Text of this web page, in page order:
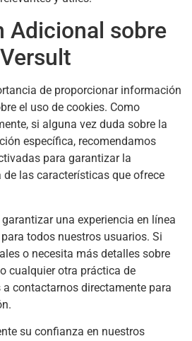
Adicional sobre
de proporcionar información
el uso de cookies. Como
si alguna vez duda sobre la
específica, recomendamos
para garantizar la
las características que ofrece
una experiencia en línea
todos nuestros usuarios. Si
o necesita más detalles sobre
cualquier otra práctica de
contactarnos directamente para
su confianza en nuestros